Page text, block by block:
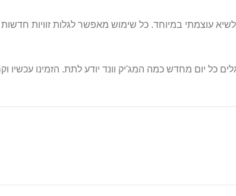
עוצמתי במיוחד. כל שימוש מאפשר לגלות זוויות חדשות
שמגלים כל יום מחדש כמה המג'יק וונד יודע לתת. הזמינו עכשיו